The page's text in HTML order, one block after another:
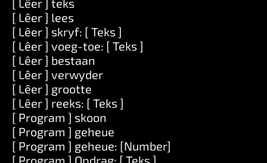
[ Lêer ] teks
[ Lêer ] lees
[ Lêer ] skryf: [ Teks ]
[ Lêer ] voeg-toe: [ Teks ]
[ Lêer ] bestaan
[ Lêer ] verwyder
[ Lêer ] grootte
[ Lêer ] reeks: [ Teks ]
[ Program ] skoon
[ Program ] geheue
[ Program ] geheue: [Number]
[ Program ] Opdrag: [ Teks ]